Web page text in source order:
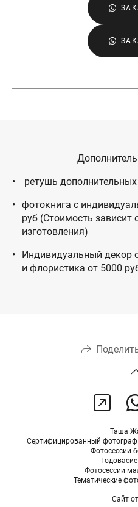
Дополнительно
ретушь
фотокнига с
руб (Стоимость
изготовления)
Индивидуальный декор
и флористика от 5000
Таша
Сертифицированный
Фотосессии
Фотосессии
Тематические
Сайт от